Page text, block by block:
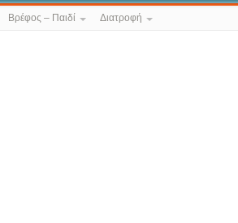
Βρέφος – Παιδί Διατροφή